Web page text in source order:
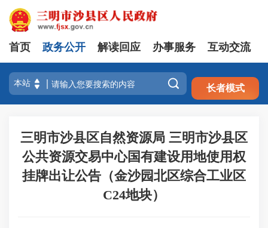
注册 登录
首页 政务公开 解读回应 办事服务 互动交流
 长者模式
三明市沙县区自然资源局 三明市沙县区
公共资源交易中心国有建设用地使用权
挂牌出让公告（金沙园北区综合工业区
C24地块）